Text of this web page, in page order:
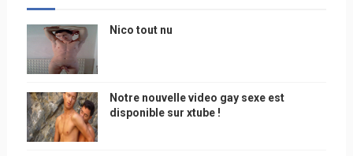
Nico tout nu
Notre nouvelle video gay sexe est
disponible sur xtube !